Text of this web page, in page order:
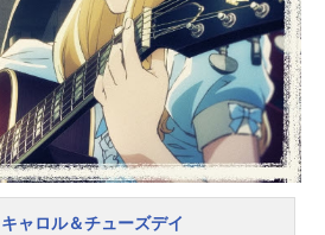
猪原健太キャラクターデザイン：阿
比留隆彦美術：Bamboo特殊効果：M
ADBOX色彩設計：橋本賢美術監督：
竹田悠介美術ボード：平林いずみ
大貫賢太郎撮影監督：川下裕樹撮...
キャロル＆チューズデイ